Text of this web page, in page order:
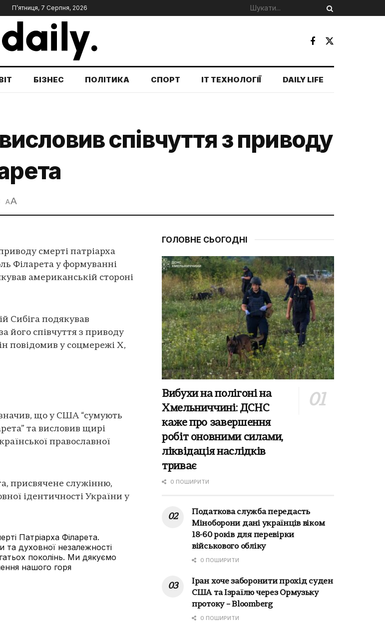
П’ятниця, 7 Серпня, 2026
БІЗНЕС ПОЛІТИКА СПОРТ IT ТЕХНОЛОГІЇ DAILY LIFE
співчуття з приводу
AA
смерті патріарха
Філарета у формуванні
американській стороні
Сибіга подякував
його співчуття з приводу
повідомив у соцмережі Х,
що у США “сумують
та висловив щирі
православної
присвячене служінню,
ідентичності України у
Патріарха Філарета.
та духовної незалежності
поколінь. Ми дякуємо
нашого горя
ГОЛОВНЕ СЬОГОДНІ
Вибухи на полігоні на
Хмельниччині: ДСНС
каже про завершення
робіт оновними силами,
ліквідація наслідків
триває
0 ПОШИРИТИ
Податкова служба передасть
Міноборони дані українців віком
18-60 років для перевірки
військового обліку
0 ПОШИРИТИ
Іран хоче заборонити прохід суден
США та Ізраїлю через Ормузьку
протоку – Bloomberg
0 ПОШИРИТИ